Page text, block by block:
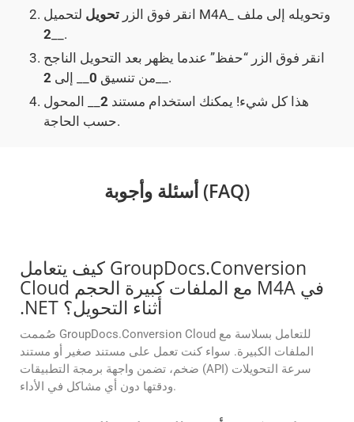
انقر فوق الزر تحويل
لتحميل M4A_ وتحويله إلى ملف
2 __.
انقر فوق الزر “حفظ” عندما يظهر بعد التحويل الناجح
من تنسيق 0 __ إلى 2
__.
هذا كل شيء! يمكنك استخدام مستند 2 __ المحول
حسب الحاجة.
أسئلة وأجوبة (FAQ)
كيف يتعامل GroupDocs.Conversion
Cloud مع الملفات كبيرة الحجم M4A في
.NET أثناء التحويل؟
صُممت GroupDocs.Conversion Cloud للتعامل بسلاسة مع
الملفات الكبيرة. سواء كنت تعمل على مستند صغير أو مستند
ضخم، تضمن واجهة برمجة التطبيقات (API) سرعة التحويلات
ودقتها دون أي مشاكل في الأداء.